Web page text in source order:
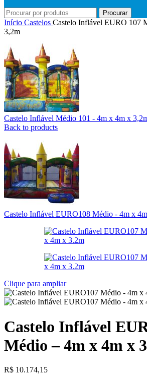
Procurar
Início Castelos Castelo Inflável EURO 107
3,2m
Castelo Inflável Médio 101 - 4m x 4m x
Back to products
Castelo Inflável EURO108 Médio - 4m x
Clique para ampliar
Castelo Inflável
Médio – 4m x 4m x
R$ 10.174,15